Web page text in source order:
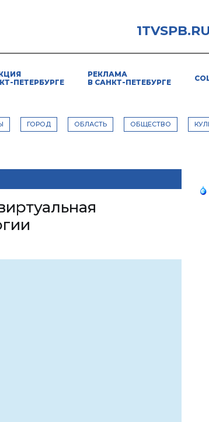
1TVSPB.RU
ПЕТЕРБУРГЕ
РЕКЛАМА
В САНКТ-ПЕТЕБУРГЕ
ГОРОД ОБЛАСТЬ ОБЩЕСТВО